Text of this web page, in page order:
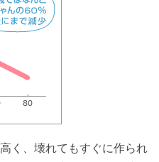
く、壊れてもすぐに作られ